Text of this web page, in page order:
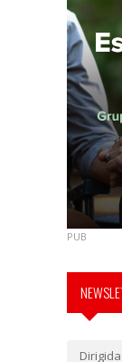
PUB